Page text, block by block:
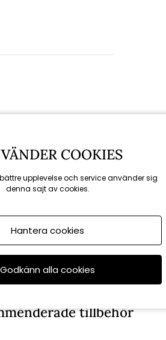
tillbehör
COOKIES
upplevelse och service använder sig
denna sajt av cookies.
Hantera cookies
Godkänn alla cookies